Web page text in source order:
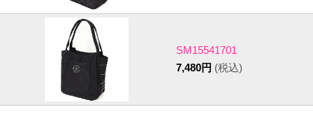
SM15541701
7,480円 (税込)